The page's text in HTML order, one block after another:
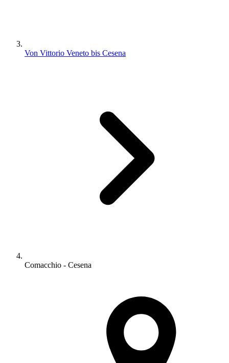
Von Vittorio Veneto bis Cesena
Comacchio - Cesena